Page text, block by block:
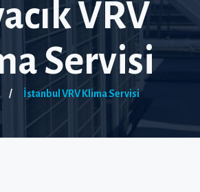
VRV
Servisi
/ İstanbul VRV Klima Servisi